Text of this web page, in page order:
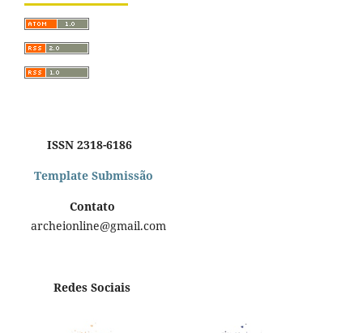
ISSN 2318-6186
Template Submissão
Contato
archeionline@gmail.com
Redes Sociais